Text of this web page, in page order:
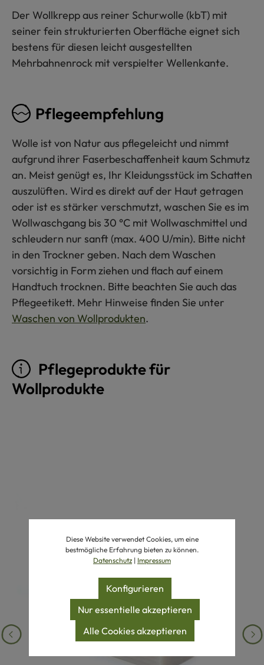
Der Wollkrepp aus reiner Schurwolle (kbT) mit
seiner fein strukturierten Oberfläche eignet sich
bestens für diesen leicht ausgestellten
Mehrbahnenrock mit verspielter Wellenkante.
Pflegeempfehlung
Wolle ist von Natur aus pflegeleicht und nimmt
aufgrund ihrer Faserbeschaffenheit kaum Schmutz
an. Meist genügt es, Ihr Kleidungsstück im Schatten
auszulüften. Wird es direkt auf der Haut getragen
oder ist es stärker verschmutzt, waschen Sie es im
Wollwaschgang bis 30 °C mit Wollwaschmittel und
schleudern nur sanft (max. 400 U/min). Bitte nicht
in den Trockner geben. Nach dem Waschen
vorsichtig in Form ziehen und flach auf einem
Handtuch trocknen. Bitte beachten Sie auch das
Pflegeetikett. Mehr Hinweise finden Sie unter
Waschen von Wollprodukten.
Pflegeprodukte für
Wollprodukte
Diese Website verwendet Cookies, um eine
bestmögliche Erfahrung bieten zu können.
Datenschutz | Impressum
Nur essentielle akzeptieren
Konfigurieren
Alle Cookies akzeptieren